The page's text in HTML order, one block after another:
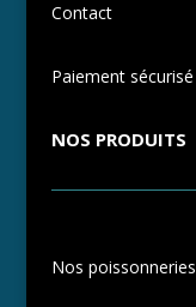
Contact
Paiement sécurisé
NOS PRODUITS
Nos poissonneries